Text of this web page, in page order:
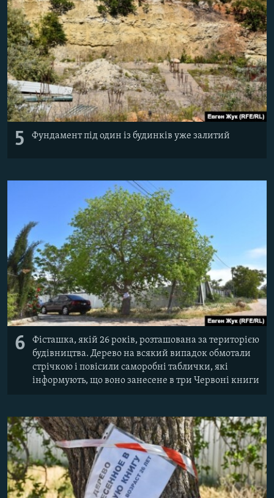
5 Фундамент під один із будинків уже залитий
6
Фісташка, якій 26 років, розташована за територією
будівництва. Дерево на всякий випадок обмотали
стрічкою і повісили саморобні таблички, які
інформують, що воно занесене в три Червоні книги